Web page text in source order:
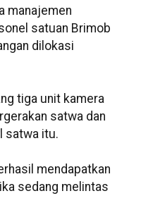
manajemen
satuan Brimob
dilokasi
tiga unit kamera
satwa dan
satwa itu.
mendapatkan
sedang melintas